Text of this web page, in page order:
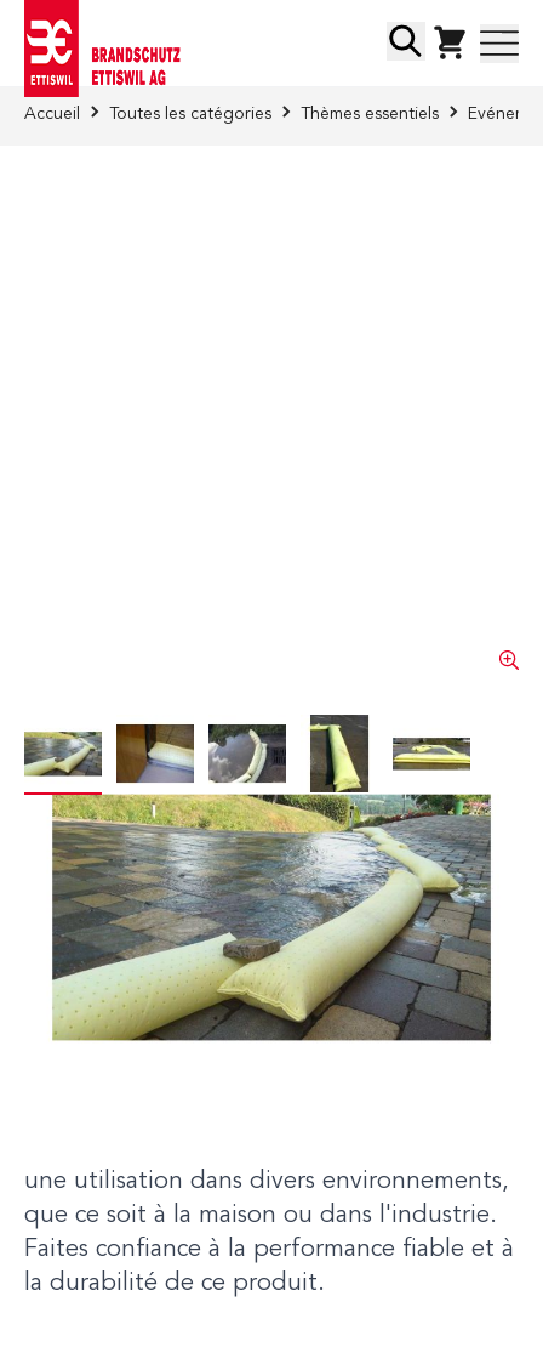
Chercher
Accueil Toutes les catégories Thèmes essentiels
View larger imageView larger imageView larger imageView larger image
Coussin de protection BE
WS 120
Le tuyau de protection contre l'eau BE WS
une utilisation dans divers environnements,
que ce soit à la maison ou dans l'industrie.
Faites confiance à la performance fiable et à
la durabilité de ce produit.